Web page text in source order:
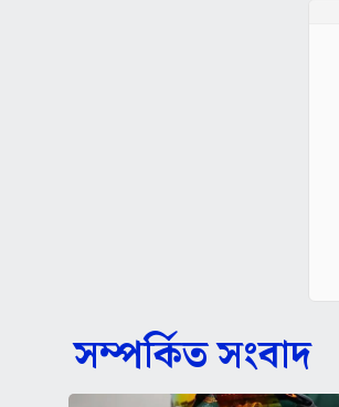
সম্পর্কিত সংবাদ